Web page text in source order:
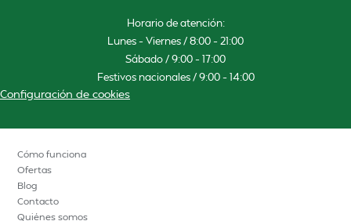
Horario de atención:
Lunes – Viernes / 8:00 – 21:00
Sábado / 9:00 – 17:00
Festivos nacionales / 9:00 – 14:00
Configuración de cookies
Cómo funciona
Ofertas
Blog
Contacto
Quiénes somos